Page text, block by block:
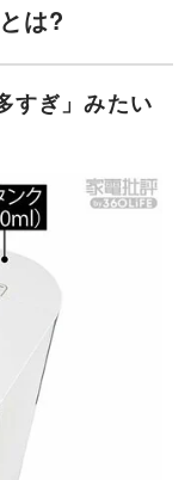
は?
すぎ」みたい